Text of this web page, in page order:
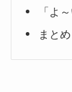
「よ
まとめ